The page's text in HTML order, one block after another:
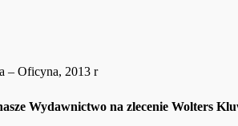
– Oficyna, 2013 r
Wydawnictwo na zlecenie Wolters